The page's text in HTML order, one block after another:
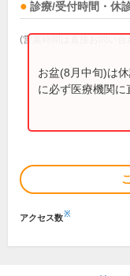
診療/受付時間・休
(営業時間は直接お問い合
お盆(8月中旬)は
に必ず医療機関に
アクセス数※